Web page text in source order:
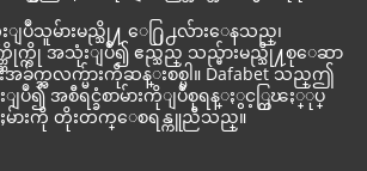
ျပဳသူမ်ားမည္သို႔ ေ႐ြ႕လ်ားေနသည္၊
က္ကို အသုံးျပဳ၍ ဧည္သည္ သည္မ်ားမည္သို႔စုေဆာ
အလက္မ်ားကိုဆန္းစစ္ပါ။ Dafabet သည္ဤ
ပဳ၍ အစီရင္ခံစာမ်ားကိုျပဳစုရန္ႏွင့္ကြၽႏ္ုပ္
မ်ားကို တိုးတက္ေစရန္ကူညီသည္။